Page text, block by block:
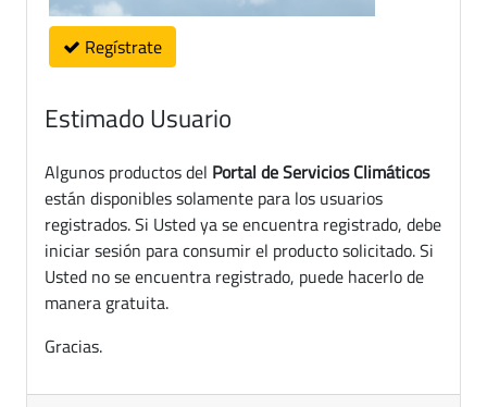
Regístrate
Estimado Usuario
Algunos productos del Portal de Servicios Climáticos
están disponibles solamente para los usuarios
registrados. Si Usted ya se encuentra registrado, debe
iniciar sesión para consumir el producto solicitado. Si
Usted no se encuentra registrado, puede hacerlo de
manera gratuita.
Gracias.